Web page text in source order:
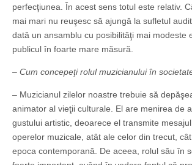
perfecţiunea. În acest sens totul este relativ.
mai mari nu reuşesc să ajungă la sufletul
dată un ansamblu cu posibilităţi mai modeste
publicul în foarte mare măsură.
– Cum concepeţi rolul muzicianului în
– Muzicianul zilelor noastre trebuie să
animator al vieţii culturale. El are menirea de
gustului artistic, deoarece el transmite
operelor muzicale, atât ale celor din trecut,
epoca contemporană. De aceea, rolul său în